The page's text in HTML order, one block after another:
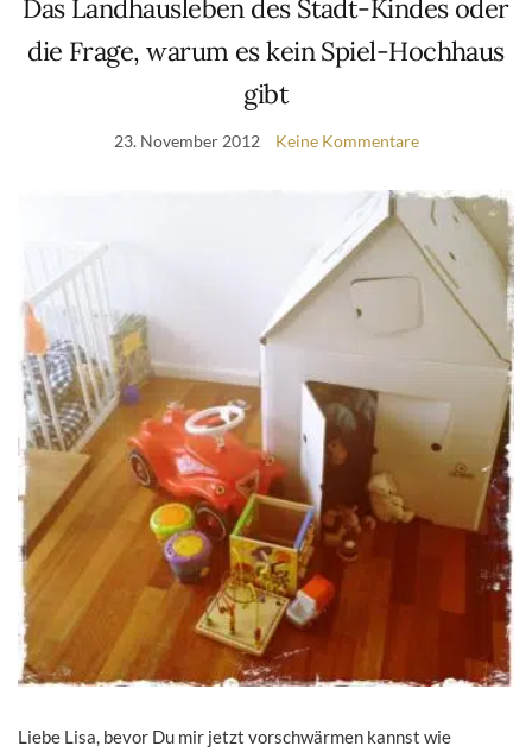
Das Landhausleben des Stadt-Kindes oder
die Frage, warum es kein Spiel-Hochhaus
gibt
23. November 2012 Keine Kommentare
Liebe Lisa, bevor Du mir jetzt vorschwärmen kannst wie